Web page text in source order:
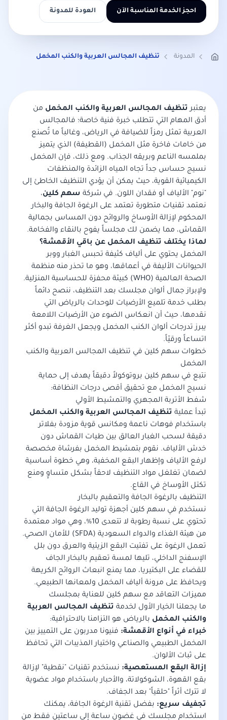
احجز الخدمة المناسبة الآن العودة للمدونة
المدونة تنظيف المجالس العربية والكنب المخمل
يعتبر تنظيف المجالس العربية والكنب المخمل من
أدق المهام التي تتطلب خبرة فنية خاصة؛ فالمجالس
العربية تمثل رمزاً للضيافة في الرياض، وغالباً ما تُصنع
من خامات فاخرة مثل المخمل (القطيفة) الذي يتميز
بملمسه الناعم وبريقه الجذاب. ومع ذلك، فإن المخمل
نسيج حساس جداً تجاه المياه الزائدة والمنظفات
الكيميائية القوية، حيث يمكن أن يؤدي التنظيف الخاطئ إلى
"نوم" الألياف أو فقدان اللون. في شركة سهم كلين،
نعتمد تقنيات متطورة تعتمد على الرغوة الجافة والبخار
المحكوم لإزالة الأوساخ والروائح دون المساس بجمالية
القماش، مما يضمن لك مجلساً يفوح بالنقاء والفخامة.
لماذا يختلف تنظيف المخمل عن باقي الأقمشة؟
المخمل يحتوي على ألياف كثيفة تحبس الغبار ووبر
الحيوانات الأليفة في أعماقها، وهو ما تحذر منه منظمة
الصحة العالمية (WHO)
كبيئة محفزة للحساسية المنزلية.
ولإبراز جمال ألوان مجلسك بعد التنظيف، ننصح دائماً
بطلب خدمة تلميع الأرضيات للوحدات بالرياض التي
نقدمها، حيث أن انعكاس الضوء من الأرضيات اللامعة
يبرز تدرجات ألوان الكنب المخمل ويجعل الغرفة تبدو أكثر
اتساعاً ورقيّاً.
خطوات سهم كلين في تنظيف المجالس العربية والكنب
المخمل
نتبع في سهم كلين بروتوكولاً دقيقاً يهدف إلى حماية
نسيج المخمل مع تحقيق أقصى درجات النظافة:
شفط الأتربة المجهري والتمشيط الأولي
تبدأ عملية تنظيف المجالس العربية والكنب المخمل
باستخدام فوهات ناعمة ومكانس قوية مزودة بفلاتر
دقيقة لسحب الغبار العالق بين طيات القماش دون
خدش الألياف. نقوم بتمشيط المخمل بفرشاة مخصصة
لرفع الألياف وإظهار البقع المخفية، وهي خطوة أساسية
لضمان تغلغل مواد التنظيف لاحقاً بشكل متساوٍ ومنع
تكتل الأوساخ في القاع.
التنظيف بالرغوة الجافة والتعقيم بالبخار
نستخدم في سهم كلين أجهزة توليد الرغوة الجافة التي
تحتوي على نسبة رطوبة لا تتعدى 10%، وهي مواد معتمدة
من هيئة الغذاء والدواء السعودية (SFDA)
للأمان الصحي.
تعمل الرغوة على تفتيت البقع الزيتية والعرق دون بلل
الإسفنج الداخلي، تليها لمسة تعقيم بالبخار الجاف
للقضاء على البكتيريا، مما يمنع انبعاث الروائح الكريهة
ويحافظ على مرونة ألياف المخمل ولمعانها الطبيعي.
مميزات التعاقد مع سهم كلين للعناية بمجلسك
ما يجعلنا الخيار الأول لخدمة تنظيف المجالس العربية
والكنب المخمل بالرياض هو التزامنا بالاحترافية:
خبراء في أنواع الأقمشة: فنيونا مدربون على التمييز بين
المخمل الطبيعي والصناعي واختيار المذيبات التي تحافظ
على ثبات الألوان.
إزالة البقع المستعصية: نستخدم تقنيات "نقطية" لإزالة
بقع القهوة، الشوكولاتة، والأحبار باستخدام مواد عضوية
لا تترك أثراً "حلقياً" بعد الجفاف.
تجفيف سريع: بفضل تقنية الرغوة الجافة، يمكنك
استخدام مجلسك في غضون ساعة إلى ساعتين فقط من